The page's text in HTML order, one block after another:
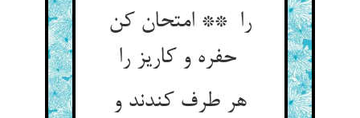
را ** امتحان کن
حفره و کاریز را
هر طرف کندند و